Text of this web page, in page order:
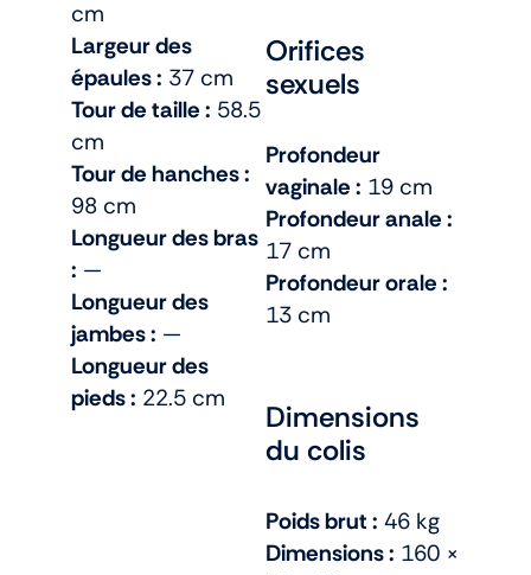
cm
Largeur des
épaules : 37 cm
Tour de taille : 58.5
cm
Tour de hanches :
98 cm
Longueur des bras
: —
Longueur des
jambes : —
Longueur des
pieds : 22.5 cm
Orifices
sexuels
Profondeur
vaginale : 19 cm
Profondeur anale :
17 cm
Profondeur orale :
13 cm
Dimensions
du colis
Poids brut : 46 kg
Dimensions : 160 ×